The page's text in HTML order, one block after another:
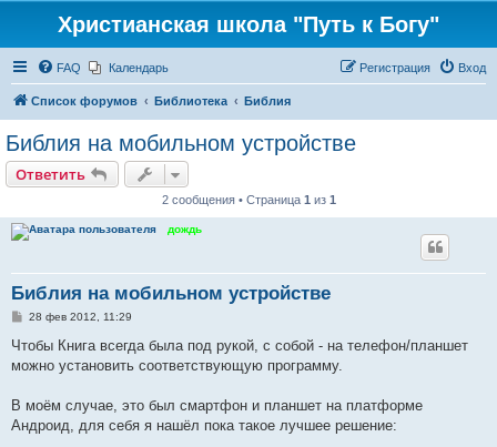
Христианская школа "Путь к Богу"
FAQ Календарь Вход
Регистрация
Список форумов Библиотека Библия
Библия на мобильном устройстве
Ответить
2 сообщения • Страница 1 из 1
дождь
Библия на мобильном устройстве
С
о
щ
и
е
28 фев 2012, 11:29
Чтобы Книга всегда была под рукой, с собой - на телефон/планшет
можно установить соответствующую программу.
В моём случае, это был смартфон и планшет на платформе
Андроид, для себя я нашёл пока такое лучшее решение: